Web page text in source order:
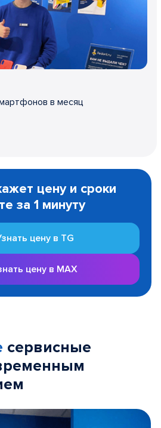
в месяц
цену и сроки
за 1 минуту
цену в TG
цену в MAX
сервисные